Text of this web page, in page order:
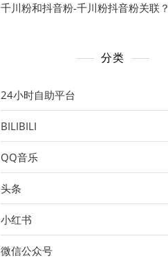
千川粉和抖音粉-千川粉抖音粉关联？
分类
24小时自助平台
BILIBILI
QQ音乐
头条
小红书
微信公众号